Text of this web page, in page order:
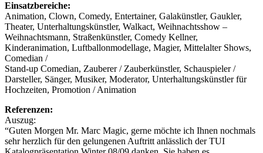
Einsatzbereiche:
Animation, Clown, Comedy, Entertainer, Galakünstler, Gaukler,
Theater, Unterhaltungskünstler, Walkact, Weihnachtsshow –
Weihnachtsmann, Straßenkünstler, Comedy Kellner,
Kinderanimation, Luftballonmodellage, Magier, Mittelalter Shows,
Comedian /
Stand-up Comedian, Zauberer / Zauberkünstler, Schauspieler /
Darsteller, Sänger, Musiker, Moderator, Unterhaltungskünstler für
Hochzeiten, Promotion / Animation
Referenzen:
Auszug:
“Guten Morgen Mr. Marc Magic, gerne möchte ich Ihnen nochmals
sehr herzlich für den gelungenen Auftritt anlässlich der TUI